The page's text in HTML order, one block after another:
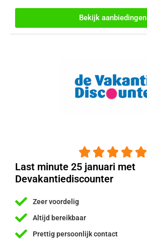
Bekijk aanbiedingen
    
Last minute 25 januari met
Devakantiediscounter
Zeer voordelig
Altijd bereikbaar
Prettig persoonlijk contact